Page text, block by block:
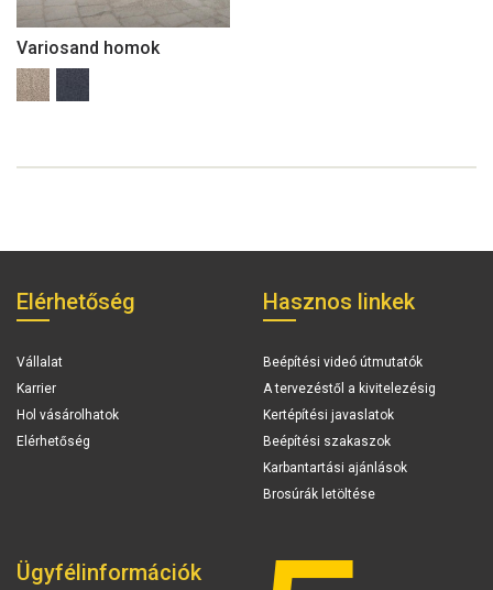
Variosand homok
Elérhetőség
Vállalat
Karrier
Hol vásárolhatok
Elérhetőség
Hasznos linkek
Beépítési videó útmutatók
A tervezéstől a kivitelezésig
Kertépítési javaslatok
Beépítési szakaszok
Karbantartási ajánlások
Brosúrák letöltése
Ügyfélinformációk